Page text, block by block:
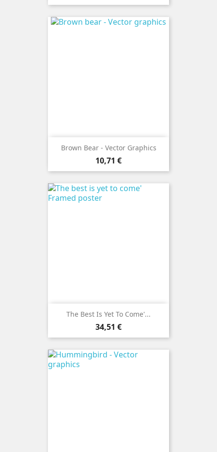
Brown Bear - Vector Graphics
Preis
10,71 €
The Best Is Yet To Come'...
Preis
34,51 €